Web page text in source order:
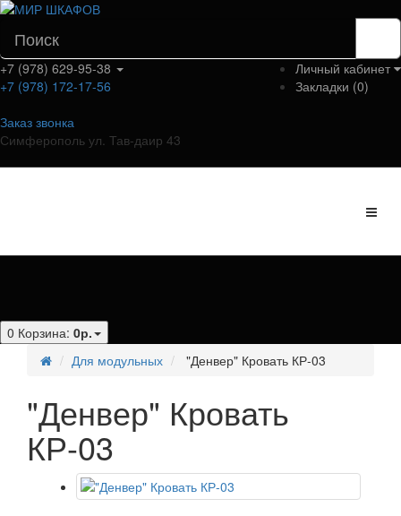
Личный кабинет
Закладки (0)
+7 (978) 629-95-38
+7 (978) 172-17-56
Заказ звонка
Симферополь ул. Тав-даир 43
0 Корзина: 0р.
Для модульных
"Денвер" Кровать КР-03
"Денвер" Кровать
КР-03